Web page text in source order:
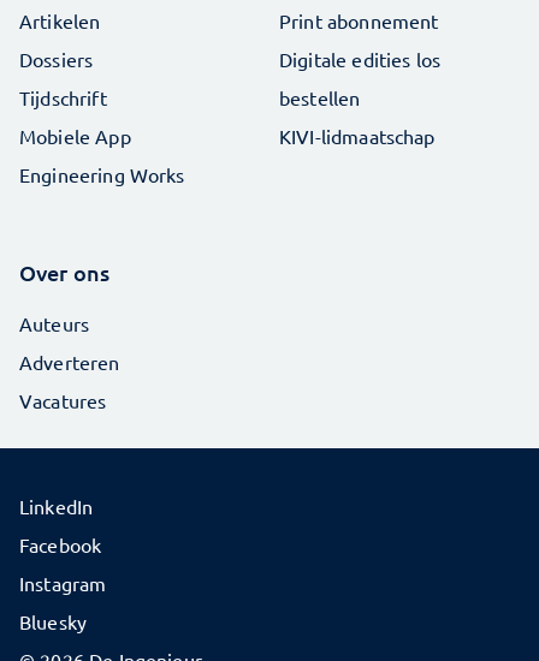
Artikelen
Dossiers
Tijdschrift
Mobiele App
Engineering Works
Print abonnement
Digitale edities los
bestellen
KIVI-lidmaatschap
Over ons
Auteurs
Adverteren
Vacatures
LinkedIn
Facebook
Instagram
Bluesky